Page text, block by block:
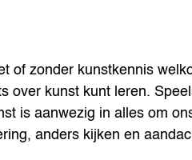
of zonder kunstkennis
over kunst kunt leren.
is aanwezig in alles om
anders kijken en